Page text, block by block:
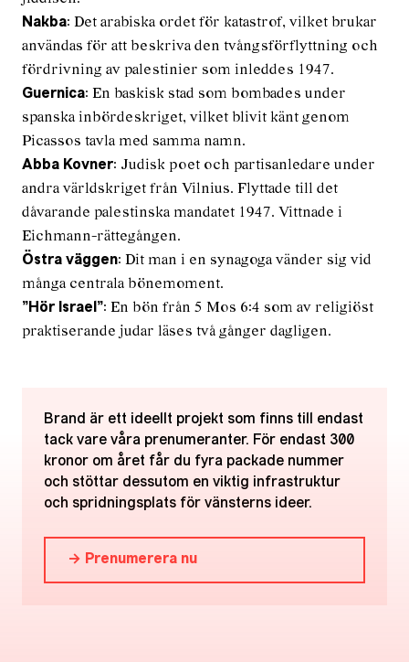
Nakba: Det arabiska ordet för katastrof, vilket brukar
användas för att beskriva den tvångsförflyttning och
fördrivning av palestinier som inleddes 1947.
Guernica: En baskisk stad som bombades under
spanska inbördeskriget, vilket blivit känt genom
Picassos tavla med samma namn.
Abba Kovner: Judisk poet och partisanledare under
andra världskriget från Vilnius. Flyttade till det
dåvarande palestinska mandatet 1947. Vittnade i
Eichmann-rättegången.
Östra väggen: Dit man i en synagoga vänder sig vid
många centrala bönemoment.
”Hör Israel”: En bön från 5 Mos 6:4 som av religiöst
praktiserande judar läses två gånger dagligen.
Brand är ett ideellt projekt som finns till endast
tack vare våra prenumeranter. För endast 300
kronor om året får du fyra packade nummer
och stöttar dessutom en viktig infrastruktur
och spridningsplats för vänsterns ideer.
→ Prenumerera nu